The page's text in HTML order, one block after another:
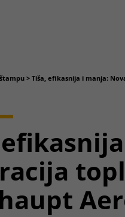
Tiša, efikasnija i manja: